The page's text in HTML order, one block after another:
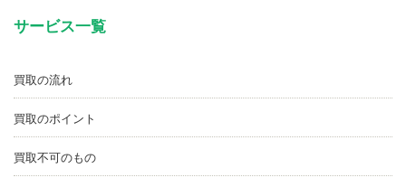
サービス一覧
買取の流れ
買取のポイント
買取不可のもの